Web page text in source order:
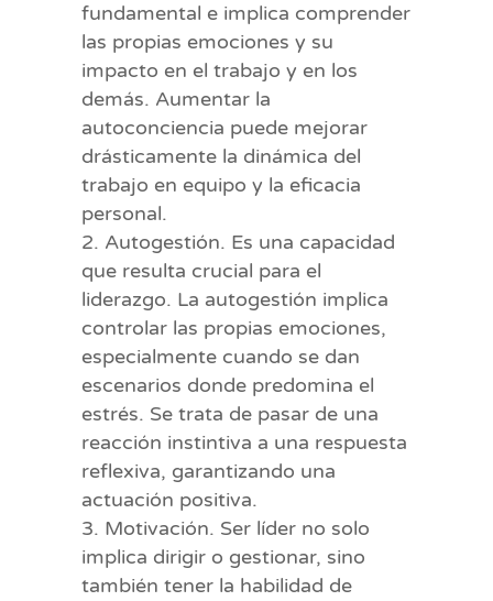
fundamental e implica comprender
las propias emociones y su
impacto en el trabajo y en los
demás. Aumentar la
autoconciencia puede mejorar
drásticamente la dinámica del
trabajo en equipo y la eficacia
personal.
Autogestión. Es una capacidad
que resulta crucial para el
liderazgo. La autogestión implica
controlar las propias emociones,
especialmente cuando se dan
escenarios donde predomina el
estrés. Se trata de pasar de una
reacción instintiva a una respuesta
reflexiva, garantizando una
actuación positiva.
Motivación. Ser líder no solo
implica dirigir o gestionar, sino
también tener la habilidad de